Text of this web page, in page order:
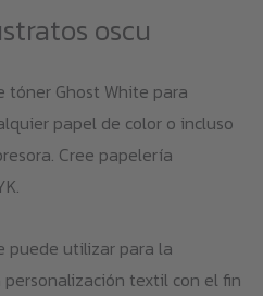
oscu
tóner Ghost White para
papel de color o incluso
Cree papelería
puede utilizar para la
textil con el fin